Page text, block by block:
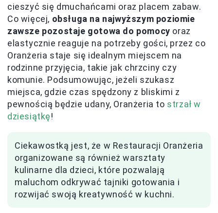
cieszyć się dmuchańcami oraz placem zabaw.
Co więcej, obsługa na najwyższym poziomie
zawsze pozostaje gotowa do pomocy oraz
elastycznie reaguje na potrzeby gości, przez co
Oranżeria staje się idealnym miejscem na
rodzinne przyjęcia, takie jak chrzciny czy
komunie. Podsumowując, jeżeli szukasz
miejsca, gdzie czas spędzony z bliskimi z
pewnością będzie udany, Oranżeria to strzał w
dziesiątkę!
Ciekawostką jest, że w Restauracji Oranżeria
organizowane są również warsztaty
kulinarne dla dzieci, które pozwalają
maluchom odkrywać tajniki gotowania i
rozwijać swoją kreatywność w kuchni.